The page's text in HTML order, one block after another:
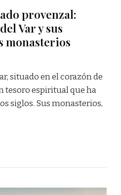
provenzal:
Var y sus
monasterios
situado en el corazón de
tesoro espiritual que ha
siglos. Sus monasterios,